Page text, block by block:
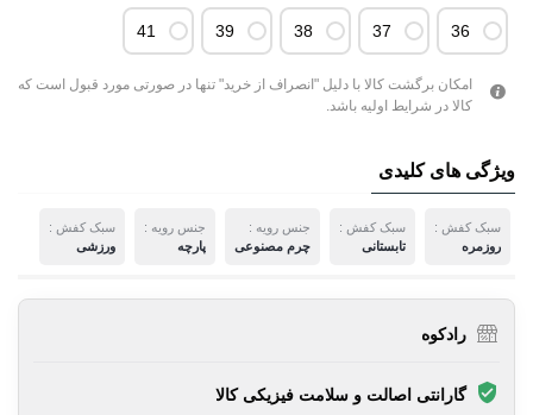
36
37
38
39
41
امکان برگشت کالا با دلیل "انصراف از خرید" تنها در صورتی مورد قبول است که
کالا در شرایط اولیه باشد.
ویژگی های کلیدی
سبک کفش :
روزمره
سبک کفش :
تابستانی
جنس رویه :
چرم مصنوعی
جنس رویه :
پارچه
سبک کفش :
ورزشی
رادکوه
گارانتی اصالت و سلامت فیزیکی کالا